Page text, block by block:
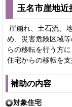
玉名市崖地
崖崩れ、土石流、
め、災害危険区域
らの移転を行う方
住宅からの移転を
補助の内容
対象住宅